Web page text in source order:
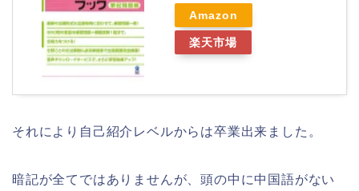
Amazon
楽天市場
それにより自己紹介レベルからは卒業出来ました。
暗記が全てではありませんが、頭の中に中国語がない